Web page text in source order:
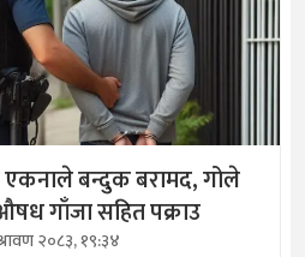
एकनाले बन्दुक बरामद, गोले
गाँजा सहित पक्राउ
२०८३, १९:३४